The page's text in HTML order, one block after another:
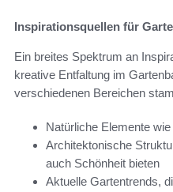
Inspirationsquellen für
Ein breites Spektrum an
kreative Entfaltung im
verschiedenen Bereichen
Natürliche Elemente
Architektonische
auch Schönheit bieten
Aktuelle Gartentrends,